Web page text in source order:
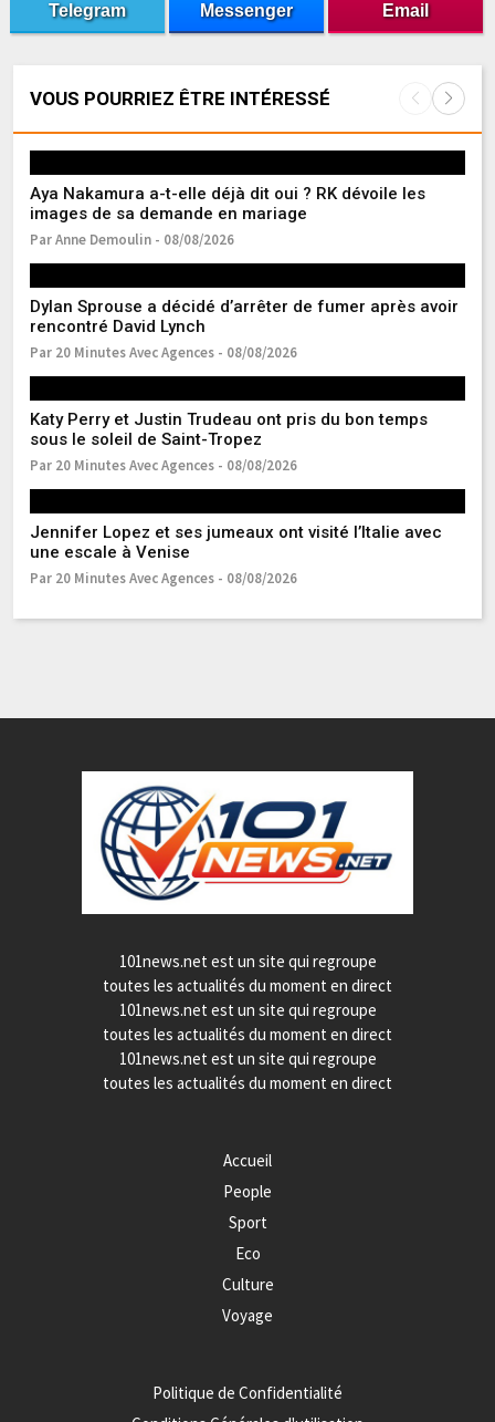
Telegram Messenger Email
VOUS POURRIEZ ÊTRE INTÉRESSÉ
Aya Nakamura a-t-elle déjà dit oui ? RK dévoile les
images de sa demande en mariage
Par Anne Demoulin - 08/08/2026
Dylan Sprouse a décidé d’arrêter de fumer après avoir
rencontré David Lynch
Par 20 Minutes Avec Agences - 08/08/2026
Katy Perry et Justin Trudeau ont pris du bon temps
sous le soleil de Saint-Tropez
Par 20 Minutes Avec Agences - 08/08/2026
Jennifer Lopez et ses jumeaux ont visité l’Italie avec
une escale à Venise
Par 20 Minutes Avec Agences - 08/08/2026
101news.net est un site qui regroupe
toutes les actualités du moment en direct
101news.net est un site qui regroupe
toutes les actualités du moment en direct
101news.net est un site qui regroupe
toutes les actualités du moment en direct
Accueil
People
Sport
Eco
Culture
Voyage
Politique de Confidentialité